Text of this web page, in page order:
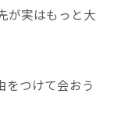
が実はもっと大
をつけて会おう